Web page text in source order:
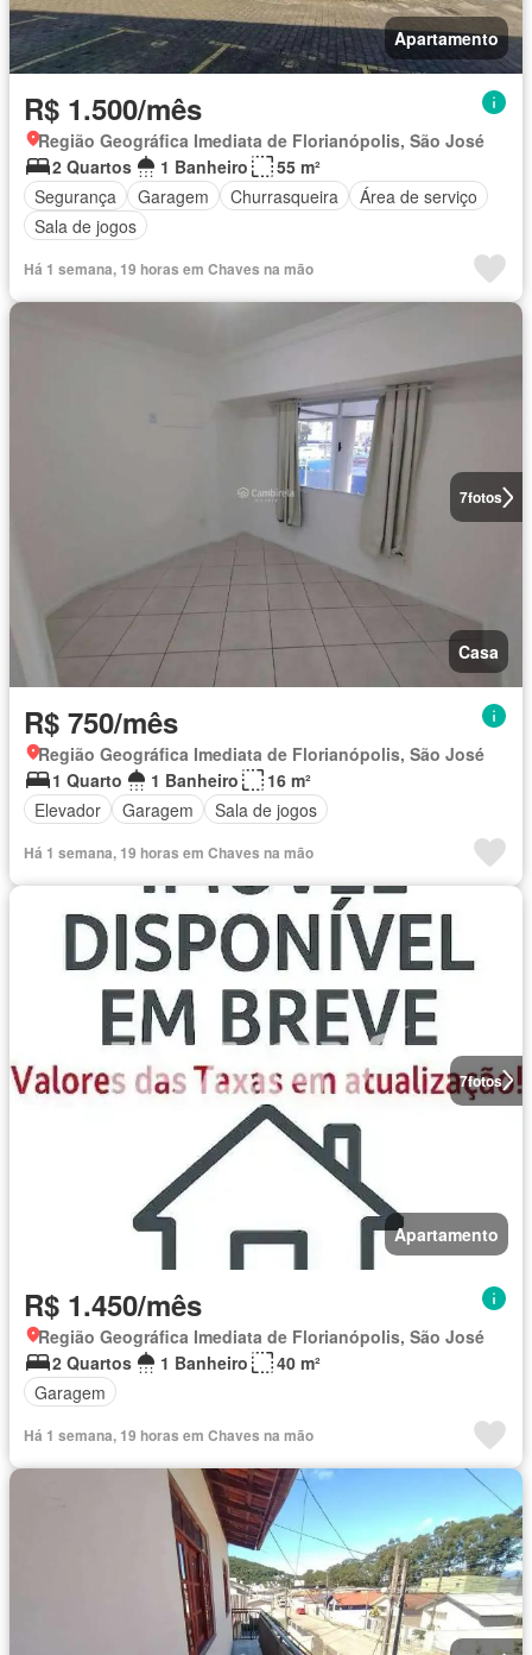
Apartamento
R$ 1.500/mês
Região Geográfica Imediata de Florianópolis, São José
2 Quartos
1 Banheiro
55 m²
Segurança
Garagem Churrasqueira
Área de serviço
Sala de jogos
Há 1 semana, 19 horas em Chaves na mão
7fotos
Casa
R$ 750/mês
Região Geográfica Imediata de Florianópolis, São José
1 Quarto
1 Banheiro
16 m²
Elevador
Garagem Sala de jogos
Há 1 semana, 19 horas em Chaves na mão
7fotos
Apartamento
R$ 1.450/mês
Região Geográfica Imediata de Florianópolis, São José
2 Quartos
1 Banheiro
40 m²
Garagem
Há 1 semana, 19 horas em Chaves na mão